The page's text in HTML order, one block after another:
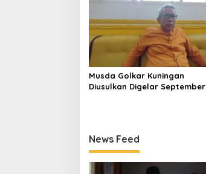
Musda Golkar Kuningan
Diusulkan Digelar September
News Feed